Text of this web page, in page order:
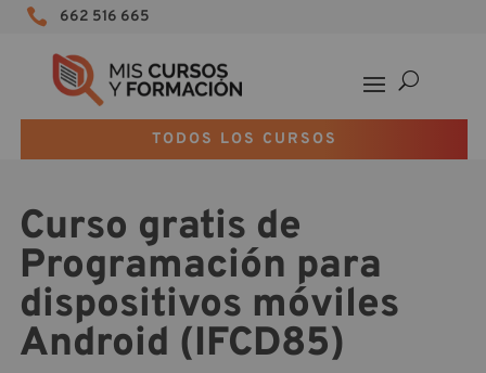
 662 516 665
TODOS LOS CURSOS
Curso gratis de
Programación para
dispositivos móviles
Android (IFCD85)